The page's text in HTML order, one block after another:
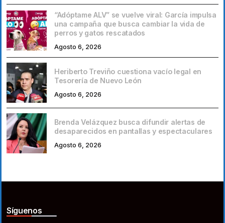
“Adóptame ALV” se vuelve viral: García impulsa
una campaña que busca cambiar la vida de
perros y gatos rescatados
Agosto 6, 2026
Heriberto Treviño cuestiona vacío legal en
Tesorería de Nuevo León
Agosto 6, 2026
Brenda Velázquez busca difundir alertas de
desaparecidos en pantallas y espectaculares
Agosto 6, 2026
Síguenos